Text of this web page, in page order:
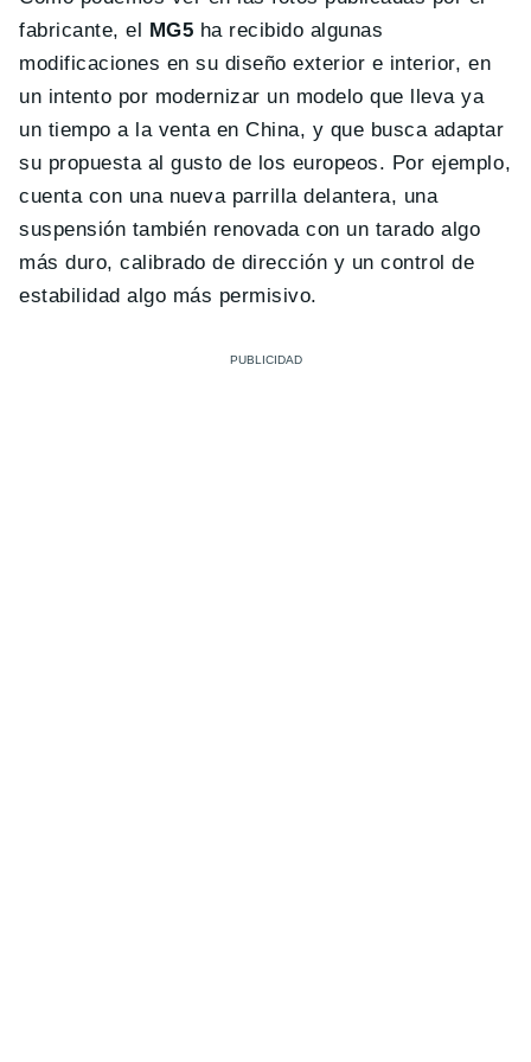
fabricante, el
MG5 ha recibido algunas
modificaciones en su diseño exterior e interior, en
un intento por modernizar un modelo que lleva ya
un tiempo a la venta en China, y que busca adaptar
su propuesta al gusto de los europeos. Por ejemplo,
cuenta con una nueva parrilla delantera, una
suspensión también renovada con un tarado algo
más duro, calibrado de dirección y un control de
estabilidad algo más permisivo.